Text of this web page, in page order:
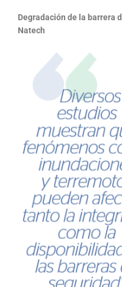
Degradación de la barrera
Natech